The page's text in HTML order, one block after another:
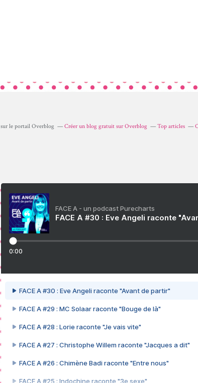
sur le portail Overblog Créer un blog gratuit sur Overblog Top articles
FACE A - un podcast Purecharts
FACE A #30 : Eve Angeli raconte
0:00
FACE A #30 : Eve Angeli raconte "Avant de partir"
FACE A #29 : MC Solaar raconte "Bouge de là"
FACE A #28 : Lorie raconte "Je vais vite"
FACE A #27 : Christophe Willem raconte "Jacques a dit"
FACE A #26 : Chimène Badi raconte "Entre nous"
FACE A #25 : Indochine raconte "3e sexe"